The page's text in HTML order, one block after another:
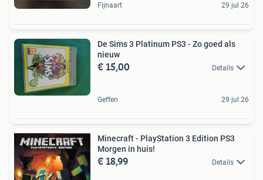
Fijnaart 29 jul 26
De Sims 3 Platinum PS3 - Zo goed als
nieuw
€ 15,00 Details
Geffen 29 jul 26
Minecraft - PlayStation 3 Edition PS3
Morgen in huis!
€ 18,99 Details